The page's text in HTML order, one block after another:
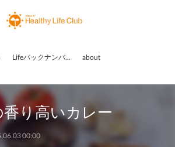
Lifeバックナンバー about
り高いカレー
00:00